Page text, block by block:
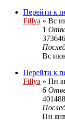
Перейти к
Fillya » Вс
1
373646
Вс
Перейти к
Fillya » Пн
6
401488
Пн